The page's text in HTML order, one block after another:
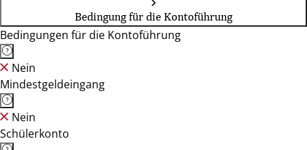
Bedingung für die Kontoführung
Bedingungen für die Kontoführung
Nein
Mindestgeldeingang
Nein
Schülerkonto